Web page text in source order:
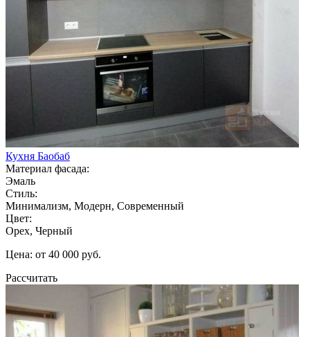
Кухня Баобаб
Материал фасада:
Эмаль
Стиль:
Минимализм, Модерн, Современный
Цвет:
Орех, Черный
Цена: от 40 000 руб.
Рассчитать